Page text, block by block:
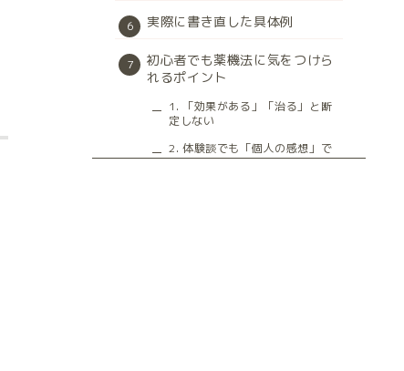
実際に書き直した具体例
初心者でも薬機法に気をつけら
れるポイント
1. 「効果がある」「治る」と断
定しない
2. 体験談でも「個人の感想」で
あることを明記する